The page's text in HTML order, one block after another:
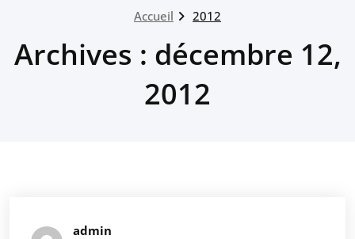
Accueil 2012
Archives : décembre 12,
2012
admin